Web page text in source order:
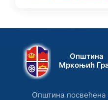
Општина
Мркоњић
Општина посвећена